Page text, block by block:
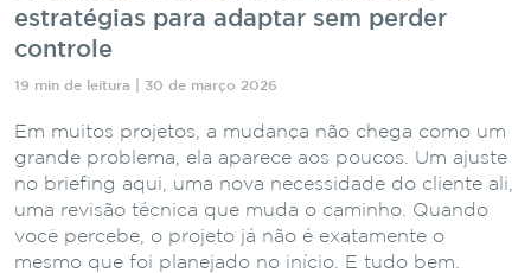
estratégias para adaptar sem perder
controle
19 min de leitura | 30 de março 2026
Em muitos projetos, a mudança não chega como um
grande problema, ela aparece aos poucos. Um ajuste
no briefing aqui, uma nova necessidade do cliente ali,
uma revisão técnica que muda o caminho. Quando
você percebe, o projeto já não é exatamente o
mesmo que foi planejado no início. E tudo bem.